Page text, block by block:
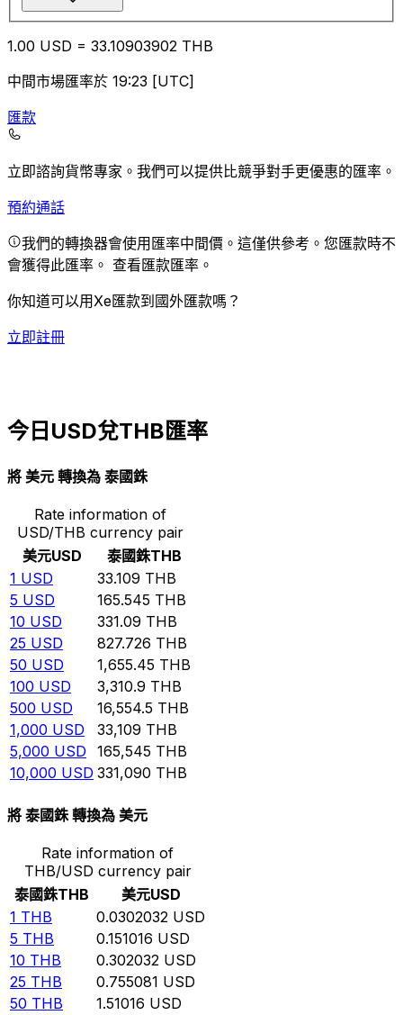
1.00 USD = 33.10903902 THB
中間市場匯率於 19:23 [UTC]
匯款
立即諮詢貨幣專家。 我們可以提供比競爭對手更優惠的匯率。
預約通話
我們的轉換器會使用匯率中間價。這僅供參考。您匯款時不
會獲得此匯率。 查看匯款匯率。
你知道可以用Xe匯款到國外匯款嗎？
立即註冊
今日USD兌THB匯率
將 美元 轉換為 泰國銖
Rate information of
USD/THB currency pair
美元USD 泰國銖THB
1 USD 33.109 THB
5 USD 165.545 THB
10 USD 331.09 THB
25 USD 827.726 THB
50 USD 1,655.45 THB
100 USD 3,310.9 THB
500 USD 16,554.5 THB
1,000 USD 33,109 THB
5,000 USD 165,545 THB
10,000 USD 331,090 THB
將 泰國銖 轉換為 美元
Rate information of
THB/USD currency pair
泰國銖THB 美元USD
1 THB 0.0302032 USD
5 THB 0.151016 USD
10 THB 0.302032 USD
25 THB 0.755081 USD
50 THB 1.51016 USD